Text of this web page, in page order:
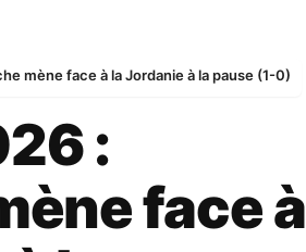
mène face à la Jordanie à la pause (1-0)
:
face à